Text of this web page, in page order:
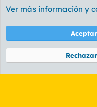
Cookies
PL
Términos y
Community platform by XenForo
Ver más información y